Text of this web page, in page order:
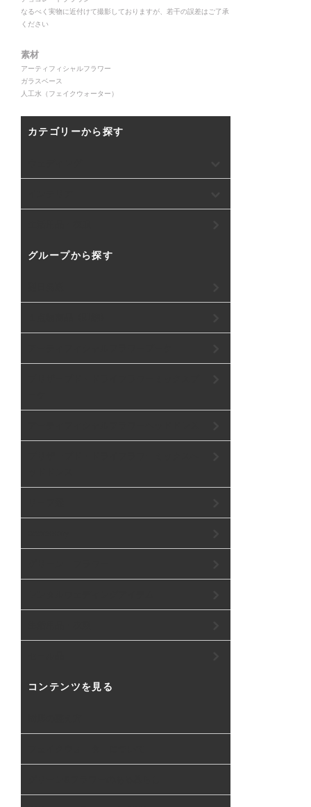
なるべく実物に近付けて撮影しておりますが、若干の誤差はご了承
ください
素材
アーティフィシャルフラワー
ガラスベース
人工水（フェイクウォーター）
カテゴリーから探す
グループから探す
コンテンツを見る